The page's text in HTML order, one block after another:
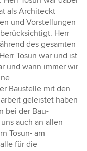
als Architeckt
und Vorstellungen
Herr
des gesamten
Tosun war und ist
und wann immer wir
Baustelle mit den
geleistet haben
bei der Bau-
auch an allen
Tosun- am
für die